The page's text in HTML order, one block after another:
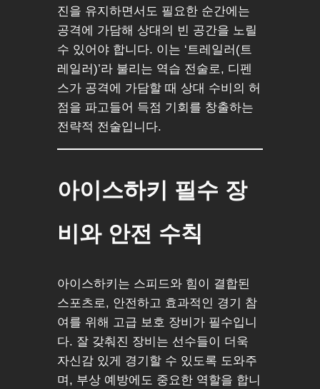
진을 유지하면서도 필요한 순간에는
공격에 가담해 상대의 빈 공간을 노릴
수 있어야 합니다. 이는 ‘트레일러(트
레일러)’라 불리는 역습 전술로, 디펜
스가 공격에 가담할 때 상대 수비의 허
점을 파고들어 득점 기회를 창출하는
전략적 전술입니다.
아이스하키 필수 장
비와 안전 수칙
아이스하키는 스피드와 힘이 결합된
스포츠로, 안전하고 효과적인 경기 참
여를 위해 고급 보호 장비가 필수입니
다. 잘 갖춰진 장비는 선수들이 더욱
자신감 있게 경기할 수 있도록 도와주
며, 부상 예방에도 중요한 역할을 합니